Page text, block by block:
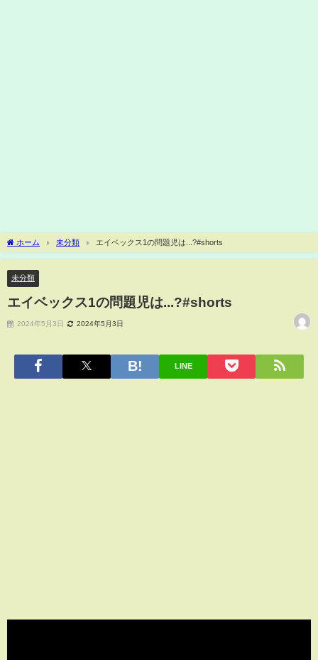
ホーム 未分類 エイベックス1の問題児は...?#shorts
未分類
エイベックス1の問題児は...?#shorts
2024年5月3日 2024年5月3日
LINE